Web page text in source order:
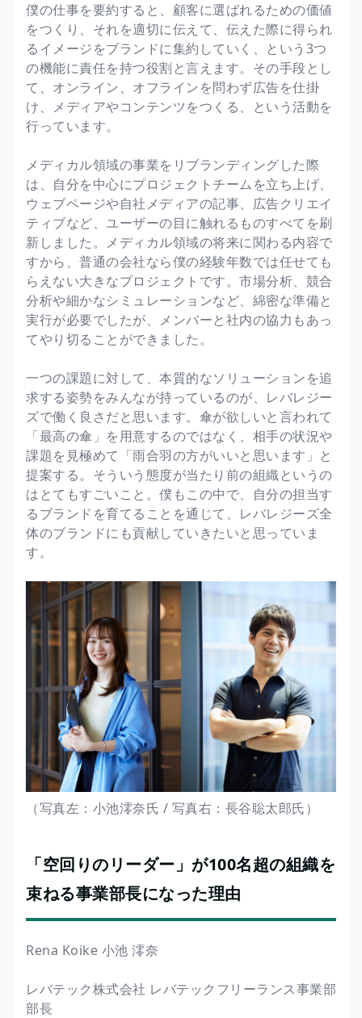
僕の仕事を要約すると、顧客に選ばれるための価値
をつくり、それを適切に伝えて、伝えた際に得られ
るイメージをブランドに集約していく、という3つ
の機能に責任を持つ役割と言えます。その手段とし
て、オンライン、オフラインを問わず広告を仕掛
け、メディアやコンテンツをつくる、という活動を
行っています。
メディカル領域の事業をリブランディングした際
は、自分を中心にプロジェクトチームを立ち上げ、
ウェブページや自社メディアの記事、広告クリエイ
ティブなど、ユーザーの目に触れるものすべてを刷
新しました。メディカル領域の将来に関わる内容で
すから、普通の会社なら僕の経験年数では任せても
らえない大きなプロジェクトです。市場分析、競合
分析や細かなシミュレーションなど、綿密な準備と
実行が必要でしたが、メンバーと社内の協力もあっ
てやり切ることができました。
一つの課題に対して、本質的なソリューションを追
求する姿勢をみんなが持っているのが、レバレジー
ズで働く良さだと思います。傘が欲しいと言われて
「最高の傘」を用意するのではなく、相手の状況や
課題を見極めて「雨合羽の方がいいと思います」と
提案する。そういう態度が当たり前の組織というの
はとてもすごいこと。僕もこの中で、自分の担当す
るブランドを育てることを通じて、レバレジーズ全
体のブランドにも貢献していきたいと思っていま
す。
（写真左：小池澪奈氏 / 写真右：長谷聡太郎氏）
「空回りのリーダー」が100名超の組織を
束ねる事業部長になった理由
Rena Koike 小池 澪奈
レバテック株式会社 レバテックフリーランス事業部
部長